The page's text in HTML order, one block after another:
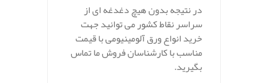
در نتیجه بدون هیچ دغدغه ای از
سراسر نقاط کشور می توانید جهت
خرید انواع ورق آلومینیومی با قیمت
مناسب با کارشناسان فروش ما تماس
بگیرید.